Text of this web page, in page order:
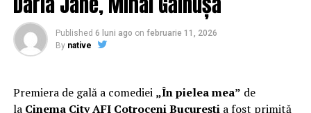
Regizorul și scenaristul Paul Decu , absolvent al
Facultății de Teatru UNATC „I.L.Caragiale” și al
masteratului în regie de film de la MetFilm School
Londra, a colaborat la realizarea primului său
parteAdrian Pădurețu (imagine), Bogdan Ivanovici
(sunet), Anca Miron (scenografie), Francisca Vass
Published 6 luni ago on februarie 11, 2026
By native
Premiera de gală a comediei „În pielea mea” de
la Cinema City AFI Cotroceni Bucureștia fost primită